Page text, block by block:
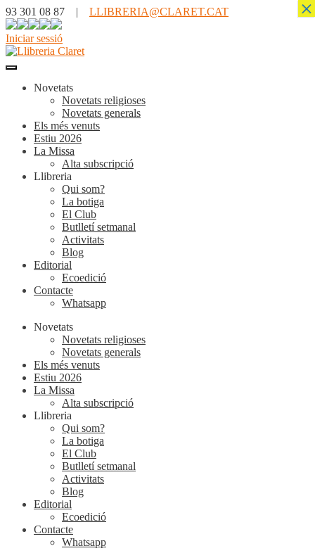
93 301 08 87 | LLIBRERIA@CLARET.CAT
Iniciar sessió
Novetats
Novetats religioses
Novetats generals
Els més venuts
Estiu 2026
La Missa
Alta subscripció
Llibreria
Qui som?
La botiga
El Club
Butlletí setmanal
Activitats
Blog
Editorial
Ecoedició
Contacte
Whatsapp
Novetats
Novetats religioses
Novetats generals
Els més venuts
Estiu 2026
La Missa
Alta subscripció
Llibreria
Qui som?
La botiga
El Club
Butlletí setmanal
Activitats
Blog
Editorial
Ecoedició
Contacte
Whatsapp
×